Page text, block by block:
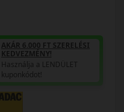
AKÁR 6.000 FT SZERELÉSI
KEDVEZMÉNY!
Használja a LENDÜLET
kuponkódot!